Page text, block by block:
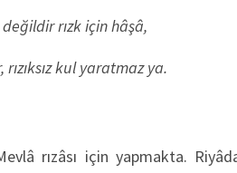
rızk için hâşâ,
kul yaratmaz ya.
rızâsı için yapmakta.